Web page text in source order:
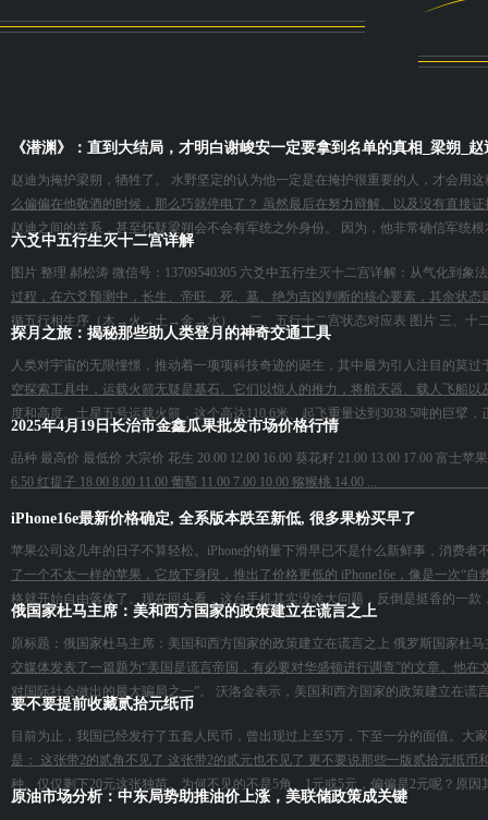
《潜渊》：直到大结局，才明白谢峻安一定要拿到名单的真相_梁朔_
赵迪为掩护梁朔，牺牲了。 水野坚定的认为他一定是在掩护很重要的人，才会用
么偏偏在他敬酒的时候，那么巧就停电了？ 虽然最后在努力辩解、以及没有直接
赵迪之间的关系，甚至怀疑梁朔会不会有军统之外身份。 因为，他非常确信军统
六爻中五行生灭十二宫详解
图片 整理 郝松涛 微信号：13709540305 六爻中五行生灭十二宫详解：从气化到
过程，在六爻预测中，长生、帝旺、死、墓、绝为吉凶判断的核心要素，其余状
循五行相生序（木→火→土→金→水）。 二、五行十二宫状态对应表 图片 三、十
探月之旅：揭秘那些助人类登月的神奇交通工具
人类对宇宙的无限憧憬，推动着一项项科技奇迹的诞生，其中最为引人注目的莫
空探索工具中，运载火箭无疑是基石。它们以惊人的推力，将航天器、载人飞船
度和高度。土星五号运载火箭，这个高达110.6米、起飞重量达到3038.5吨的巨擘
2025年4月19日长治市金鑫瓜果批发市场价格行情
品种 最高价 最低价 大宗价 花生 20.00 12.00 16.00 葵花籽 21.00 13.00 17.00 富士苹
6.50 红提子 18.00 8.00 11.00 葡萄 11.00 7.00 10.00 猕猴桃 14.00 ...
iPhone16e最新价格确定, 全系版本跌至新低, 很多果粉买早了
苹果公司这几年的日子不算轻松。iPhone的销量下滑早已不是什么新鲜事，消费
了一个不太一样的苹果，它放下身段，推出了价格更低的 iPhone16e，像是一次“
格就开始自由落体了。现在回头看，这台手机其实没啥大问题，反倒是挺香的一款
俄国家杜马主席：美和西方国家的政策建立在谎言之上
原标题：俄国家杜马主席：美国和西方国家的政策建立在谎言之上 俄罗斯国家杜
交媒体发表了一篇题为“美国是谎言帝国，有必要对华盛顿进行调查”的文章。他
对国际社会做出的最大骗局之一”。 沃洛金表示，美国和西方国家的政策建立在谎
要不要提前收藏贰拾元纸币
目前为止，我国已经发行了五套人民币，曾出现过上至5万，下至一分的面值。
是： 这张带2的贰角不见了 这张带2的贰元也不见了 更不要说那些一版贰拾元纸
种。仅仅剩下20元这张独苗。为何不见的不是5角、1元或5元，偏偏是2元呢？原因
原油市场分析：中东局势助推油价上涨，美联储政策成关键